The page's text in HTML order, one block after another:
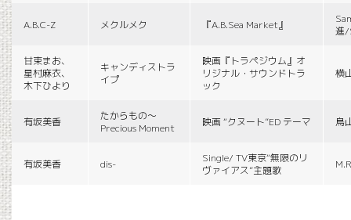
A.B.C-Z メクルメク 『A.B.Sea Market』
進/
甘束まお、
星村麻衣、
木下ひより
キャンディストラ
イプ
映画『トラペジウム』オ
リジナル・サウンドトラ
ック
横
有坂美香
たからもの〜
Precious Moment
映画 “クヌート”ED テーマ 鳥
有坂美香 dis-
Single/ TV東京“無限のリ
ヴァイアス”主題歌